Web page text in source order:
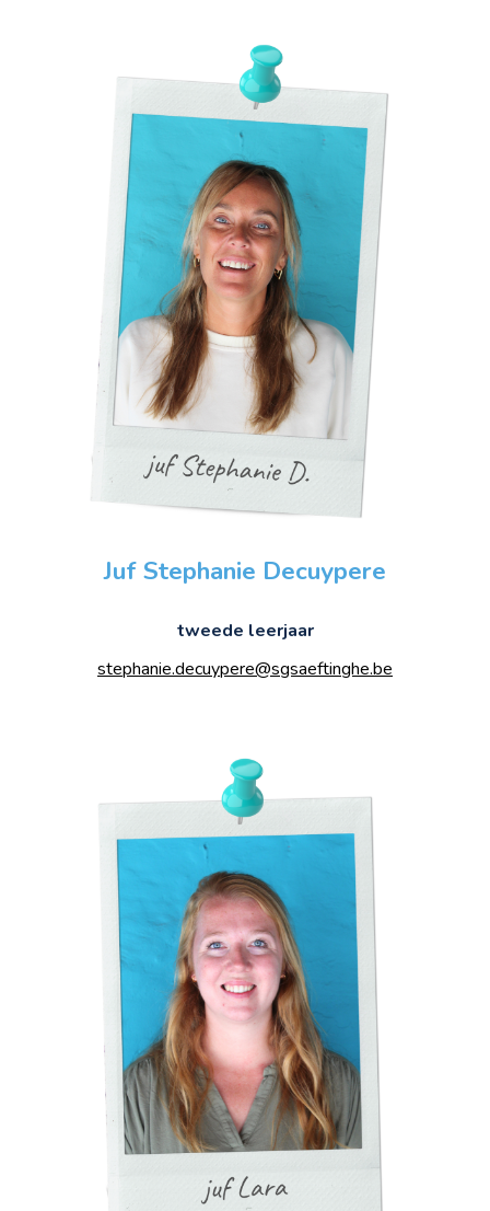
JufStephanie Decuypere
tweede leerjaar
stephanie.decuypere@sgsaeftinghe.be